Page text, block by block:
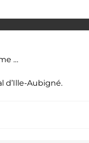
…
d’Ille-Aubigné.